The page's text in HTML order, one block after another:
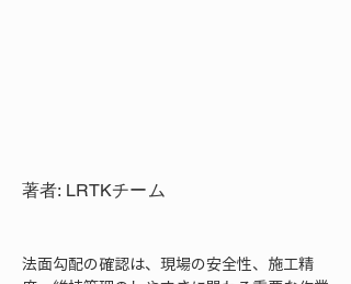
著者: LRTKチーム
法面勾配の確認は、現場の安全性、施工精